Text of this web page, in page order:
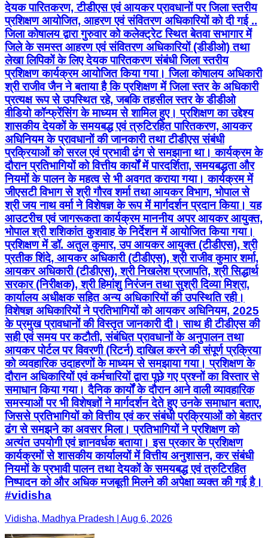
देयक पारितकरण, टीडीएस एवं आयकर प्रावधानों पर जिला स्तरीय
प्रशिक्षण आयोजित, आहरण एवं संवितरण अधिकारियों को दी गई ..
जिला कोषालय द्वारा गुरुवार को कलेक्ट्रेट स्थित बेतवा सभागार में
जिले के समस्त आहरण एवं संवितरण अधिकारियों (डीडीओ) तथा
लेखा लिपिकों के लिए देयक पारितकरण संबंधी जिला स्तरीय
प्रशिक्षण कार्यक्रम आयोजित किया गया। जिला कोषालय अधिकारी
श्री राजीव जैन ने बताया है कि प्रशिक्षण में जिला स्तर के अधिकारी
प्रत्यक्ष रूप से उपस्थित रहे, जबकि तहसील स्तर के डीडीओ
वीडियो कॉन्फ्रेंसिंग के माध्यम से शामिल हुए। प्रशिक्षण का उद्देश्य
शासकीय देयकों के समयबद्ध एवं त्रुटिरहित पारितकरण, आयकर
अधिनियम के प्रावधानों की जानकारी तथा टीडीएस संबंधी
प्रक्रियाओं को सरल एवं प्रभावी ढंग से समझाना था। कार्यक्रम के
दौरान प्रतिभागियों को वित्तीय कार्यों में पारदर्शिता, समयबद्धता और
नियमों के पालन के महत्व से भी अवगत कराया गया। कार्यक्रम में
जीएसटी विभाग से श्री गौरव शर्मा तथा आयकर विभाग, भोपाल से
श्री जय नाथ वर्मा ने विशेषज्ञ के रूप में मार्गदर्शन प्रदान किया। यह
आउटरीच एवं जागरूकता कार्यक्रम माननीय अपर आयकर आयुक्त,
भोपाल श्री शशिकांत कुशवाह के निर्देशन में आयोजित किया गया।
प्रशिक्षण में डॉ. अतुल कुमार, उप आयकर आयुक्त (टीडीएस), श्री
प्रतीक शिंदे, आयकर अधिकारी (टीडीएस), श्री राजीव कुमार शर्मा,
आयकर अधिकारी (टीडीएस), श्री निखलेश प्रजापति, श्री सिद्धार्थ
सरकार (निरीक्षक), श्री हिमांशु निरंजन तथा सुश्री दिव्या मिश्रा,
कार्यालय अधीक्षक सहित अन्य अधिकारियों की उपस्थिति रही।
विशेषज्ञ अधिकारियों ने प्रतिभागियों को आयकर अधिनियम, 2025
के प्रमुख प्रावधानों की विस्तृत जानकारी दी। साथ ही टीडीएस की
सही एवं समय पर कटौती, संबंधित प्रावधानों के अनुपालन तथा
आयकर पोर्टल पर विवरणी (रिटर्न) दाखिल करने की संपूर्ण प्रक्रिया
को व्यवहारिक उदाहरणों के माध्यम से समझाया गया। प्रशिक्षण के
दौरान अधिकारियों एवं कर्मचारियों द्वारा पूछे गए प्रश्नों का विस्तार से
समाधान किया गया। दैनिक कार्यों के दौरान आने वाली व्यावहारिक
समस्याओं पर भी विशेषज्ञों ने मार्गदर्शन देते हुए उनके समाधान बताए,
जिससे प्रतिभागियों को वित्तीय एवं कर संबंधी प्रक्रियाओं को बेहतर
ढंग से समझने का अवसर मिला। प्रतिभागियों ने प्रशिक्षण को
अत्यंत उपयोगी एवं ज्ञानवर्धक बताया। इस प्रकार के प्रशिक्षण
कार्यक्रमों से शासकीय कार्यालयों में वित्तीय अनुशासन, कर संबंधी
नियमों के प्रभावी पालन तथा देयकों के समयबद्ध एवं त्रुटिरहित
निष्पादन को और अधिक मजबूती मिलने की अपेक्षा व्यक्त की गई है।
#vidisha
Vidisha, Madhya Pradesh | Aug 6, 2026